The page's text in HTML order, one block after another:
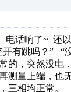
了~ 还以为
跳吗？” “
常的，突然没
量上端，也
三相均正常